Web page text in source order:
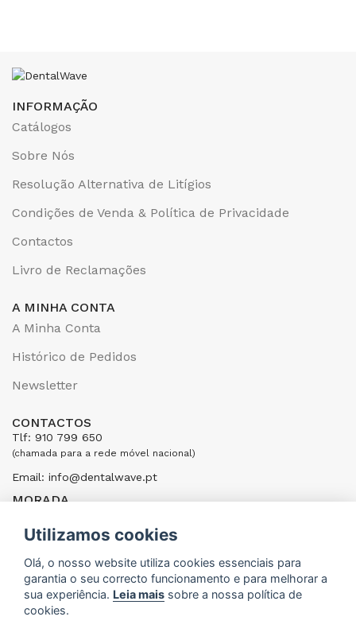
INFORMAÇÃO
Catálogos
Sobre Nós
Resolução Alternativa de Litígios
Condições de Venda & Política de Privacidade
Contactos
Livro de Reclamações
A MINHA CONTA
A Minha Conta
Histórico de Pedidos
Newsletter
CONTACTOS
Tlf: 910 799 650
(chamada para a rede móvel nacional)
Email: info@dentalwave.pt
MORADA
Portugal
ENVIAR UMA MENSAGEM
Utilizamos cookies
Olá, o nosso website utiliza cookies essenciais para
garantia o seu correcto funcionamento e para melhorar a
sua experiência. Leia mais sobre a nossa política de
cookies.